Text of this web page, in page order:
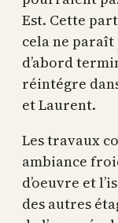
Est. Cette
cela ne
d’abord
réintégre
et Laurent.
Les travaux
ambiance
d’oeuvre et
des autres